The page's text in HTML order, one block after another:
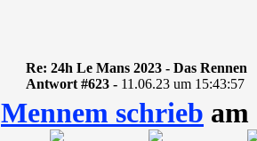
Re: 24h Le Mans 2023 - Das Rennen
Antwort #623 - 11.06.23 um 15:43:57
Mennem schrieb am